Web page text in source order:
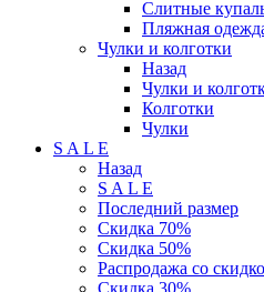
Слитные
Пляжная
Чулки и колготки
Назад
Чулки и
Колготки
Чулки
S A L E
Назад
S A L E
Последний размер
Скидка 70%
Скидка 50%
Распродажа со
Скидка 30%